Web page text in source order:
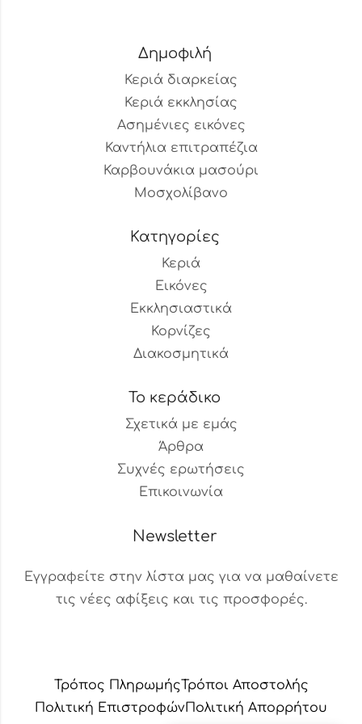
Δημοφιλή
Κεριά διαρκείας
Κεριά εκκλησίας
Ασημένιες εικόνες
Καντήλια επιτραπέζια
Καρβουνάκια μασούρι
Μοσχολίβανο
Κατηγορίες
Κεριά
Εικόνες
Εκκλησιαστικά
Κορνίζες
Διακοσμητικά
Το κεράδικο
Σχετικά με εμάς
Άρθρα
Συχνές ερωτήσεις
Επικοινωνία
Newsletter
Εγγραφείτε στην λίστα μας για να μαθαίνετε
τις νέες αφίξεις και τις προσφορές.
Τρόπος ΠληρωμήςΤρόποι Αποστολής
Πολιτική ΕπιστροφώνΠολιτική Aπορρήτου